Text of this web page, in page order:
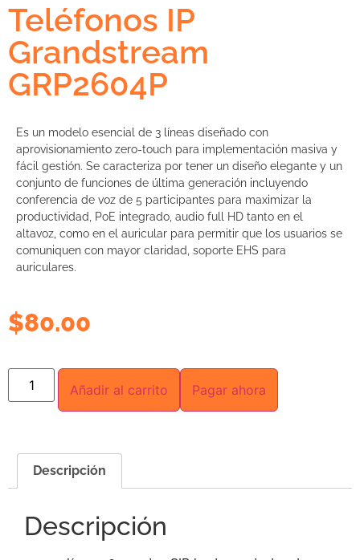
Teléfonos IP
Grandstream
GRP2604P
Es un modelo esencial de 3 líneas diseñado con
aprovisionamiento zero-touch para implementación masiva y
fácil gestión. Se caracteriza por tener un diseño elegante y un
conjunto de funciones de última generación incluyendo
conferencia de voz de 5 participantes para maximizar la
productividad, PoE integrado, audio full HD tanto en el
altavoz, como en el auricular para permitir que los usuarios se
comuniquen con mayor claridad, soporte EHS para
auriculares.
$80.00
Añadir al carrito Pagar ahora
Descripción
Descripción